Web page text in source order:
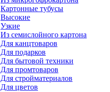
Картонные тубусы
Высокие
Узкие
Из семислойного картона
Для канцтоваров
Для подарков
Для бытовой техники
Для промтоваров
Для стройматериалов
Для цветов